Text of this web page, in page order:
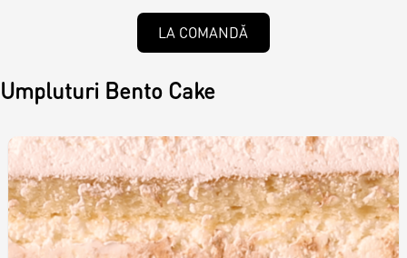
Круассаны и маффины
Печенье
Плацинда
LA COMANDĂ
Umpluturi Bento Cake